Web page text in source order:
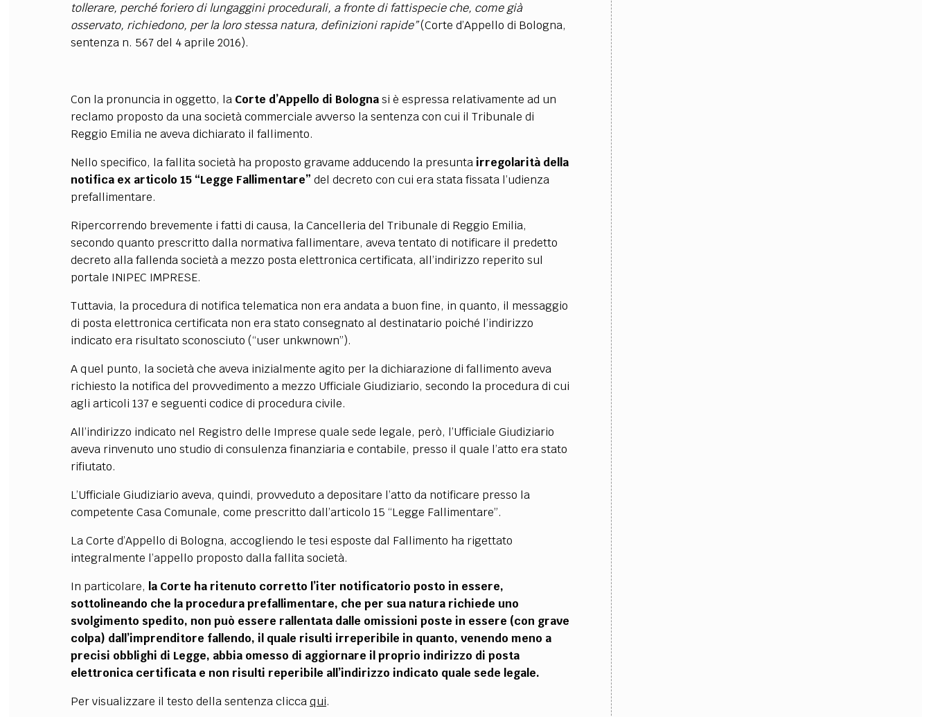
tollerare, perché foriero di lungaggini procedurali, a fronte di fattispecie che, come già
osservato, richiedono, per la loro stessa natura, definizioni rapide”(Corte d’Appello di Bologna,
sentenza n. 567 del 4 aprile 2016).
Con la pronuncia in oggetto, la Corte d’Appello di Bolognasi è espressa relativamente ad un
reclamo proposto da una società commerciale avverso la sentenza con cui il Tribunale di
Reggio Emilia ne aveva dichiarato il fallimento.
Nello specifico, la fallita società ha proposto gravame adducendo la presunta irregolarità della
notifica ex articolo 15 “Legge Fallimentare” del decreto con cui era stata fissata l’udienza
prefallimentare.
Ripercorrendo brevemente i fatti di causa, la Cancelleria del Tribunale di Reggio Emilia,
secondo quanto prescritto dalla normativa fallimentare, aveva tentato di notificare il predetto
decreto alla fallenda società a mezzo posta elettronica certificata, all’indirizzo reperito sul
portale INIPEC IMPRESE.
Tuttavia, la procedura di notifica telematica non era andata a buon fine, in quanto, il messaggio
di posta elettronica certificata non era stato consegnato al destinatario poiché l’indirizzo
indicato era risultato sconosciuto (“user unkwnown”).
A quel punto, la società che aveva inizialmente agito per la dichiarazione di fallimento aveva
richiesto la notifica del provvedimento a mezzo Ufficiale Giudiziario, secondo la procedura di cui
agli articoli 137 e seguenti codice di procedura civile.
All’indirizzo indicato nel Registro delle Imprese quale sede legale, però, l’Ufficiale Giudiziario
aveva rinvenuto uno studio di consulenza finanziaria e contabile, presso il quale l’atto era stato
rifiutato.
L’Ufficiale Giudiziario aveva, quindi, provveduto a depositare l’atto da notificare presso la
competente Casa Comunale, come prescritto dall’articolo 15 “Legge Fallimentare”.
La Corte d’Appello di Bologna, accogliendo le tesi esposte dal Fallimento ha rigettato
integralmente l’appello proposto dalla fallita società.
In particolare, la Corte ha ritenuto corretto l’iter notificatorio posto in essere,
sottolineando che la procedura prefallimentare, che per sua natura richiede uno
svolgimento spedito, non può essere rallentata dalle omissioni poste in essere (con grave
colpa) dall’imprenditore fallendo, il quale risulti irreperibile in quanto, venendo meno a
precisi obblighi di Legge, abbia omesso di aggiornare il proprio indirizzo di posta
elettronica certificata e non risulti reperibile all’indirizzo indicato quale sede legale.
Per visualizzare il testo della sentenza cliccaqui.